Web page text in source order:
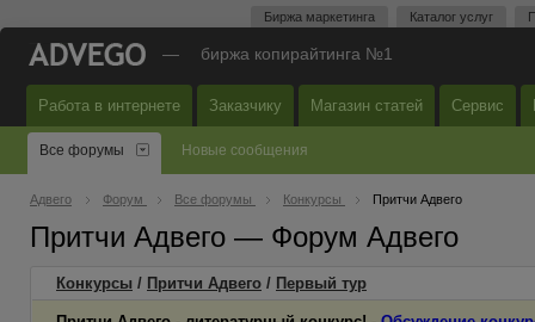
Биржа маркетинга Каталог услуг
— биржа копирайтинга №1
Работа в интернете Заказчику Магазин статей Сервис
Все форумы Новые сообщения
Адвего Форум Все форумы Конкурсы Притчи Адвего
Притчи Адвего — Форум Адвего
Конкурсы / Притчи Адвего / Первый тур